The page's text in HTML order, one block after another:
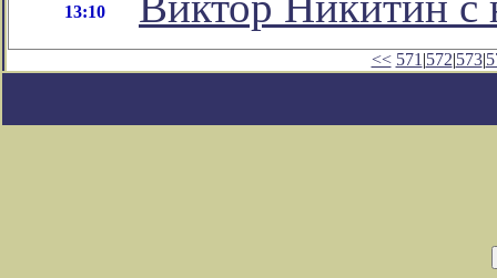
13:10
<< 571 |572|573|